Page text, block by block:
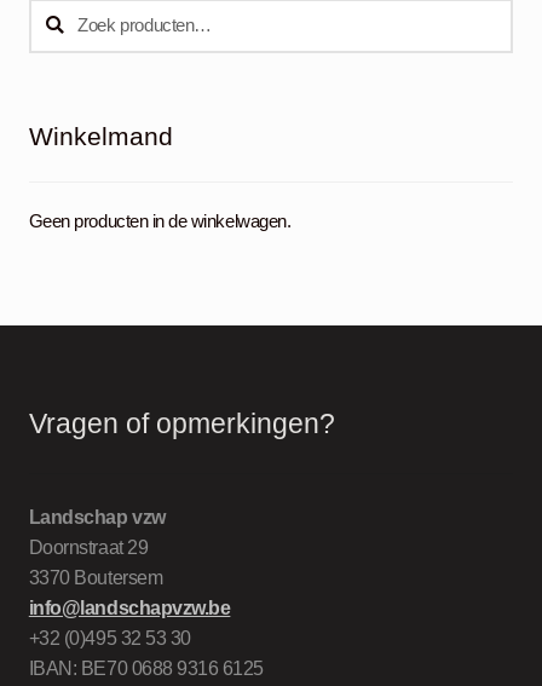
Zoeken
naar:
Zoeken
Winkelmand
Geen producten in de winkelwagen.
Vragen of opmerkingen?
Landschap vzw
Doornstraat 29
3370 Boutersem
info@landschapvzw.be
+32 (0)495 32 53 30
IBAN: BE70 0688 9316 6125